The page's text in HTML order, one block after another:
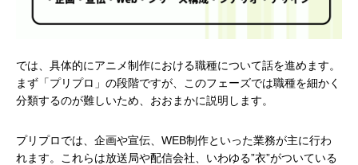
では、具体的にアニメ制作における職種について話を進めます。
まず「プリプロ」の段階ですが、このフェーズでは職種を細かく
分類するのが難しいため、おおまかに説明します。
プリプロでは、企画や宣伝、WEB制作といった業務が主に行わ
れます。これらは放送局や配信会社、いわゆる”衣”がついている